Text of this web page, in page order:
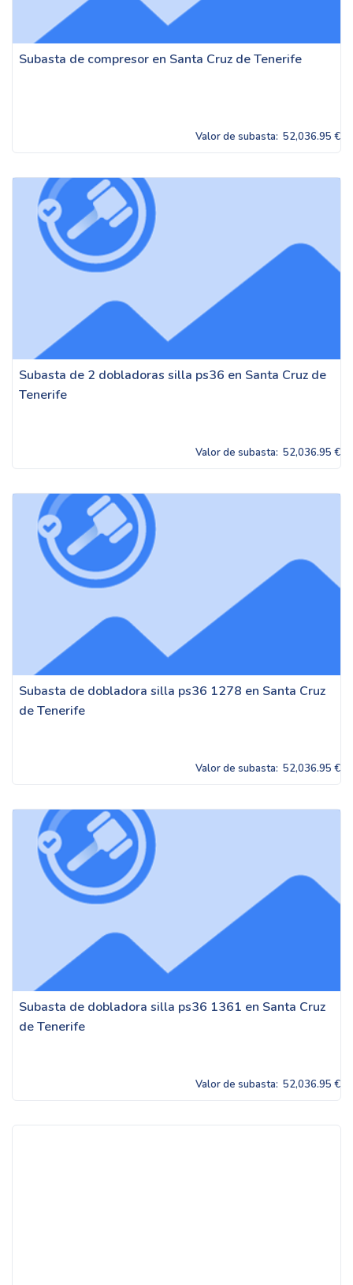
Subasta de compresor en Santa Cruz de Tenerife
Valor de subasta: 52,036.95 €
Subasta de 2 dobladoras silla ps36 en Santa Cruz de
Tenerife
Valor de subasta: 52,036.95 €
Subasta de dobladora silla ps36 1278 en Santa Cruz
de Tenerife
Valor de subasta: 52,036.95 €
Subasta de dobladora silla ps36 1361 en Santa Cruz
de Tenerife
Valor de subasta: 52,036.95 €